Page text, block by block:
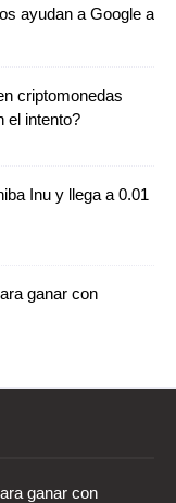
ayudan a Google a
criptomonedas
el intento?
Inu y llega a 0.01
ganar con
ganar con